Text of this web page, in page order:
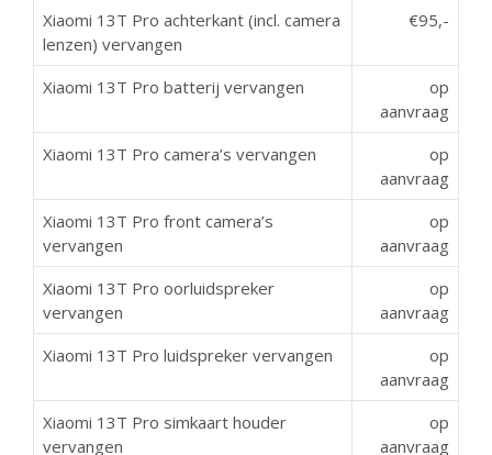
Xiaomi 13T Pro achterkant (incl. camera
lenzen) vervangen
€95,-
Xiaomi 13T Pro batterij vervangen
op
aanvraag
Xiaomi 13T Pro camera’s vervangen
op
aanvraag
Xiaomi 13T Pro front camera’s
vervangen
op
aanvraag
Xiaomi 13T Pro oorluidspreker
vervangen
op
aanvraag
Xiaomi 13T Pro luidspreker vervangen
op
aanvraag
Xiaomi 13T Pro simkaart houder
vervangen
op
aanvraag